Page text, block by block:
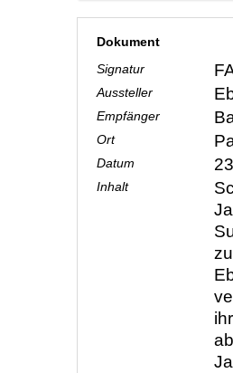
Dokument
Signatur
Aussteller
Empfänger
Ort
Datum
Inhalt